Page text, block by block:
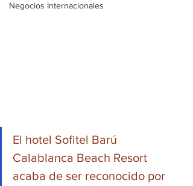
Negocios Internacionales
El hotel Sofitel Barú
Calablanca Beach Resort
acaba de ser reconocido por